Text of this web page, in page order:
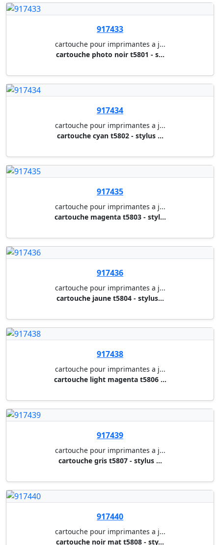
cartouche pour imprimantes a j...
cartouche pour imprimantes a j...
cartouche gris t5807 - stylus ...
cartouche pour imprimantes a j...
cartouche noir mat t5808 - sty...
917441
cartouche gris clair t5809 - s...
917442
cartouche pour imprimantes a j...
917444
cartouche pour imprimantes a j...
cartouche light magenta t580b ...
multipack 6 couleurs t0807 - r...
cartouche pour imprimantes a j...
multipack c/y/m t1006 - stylus...